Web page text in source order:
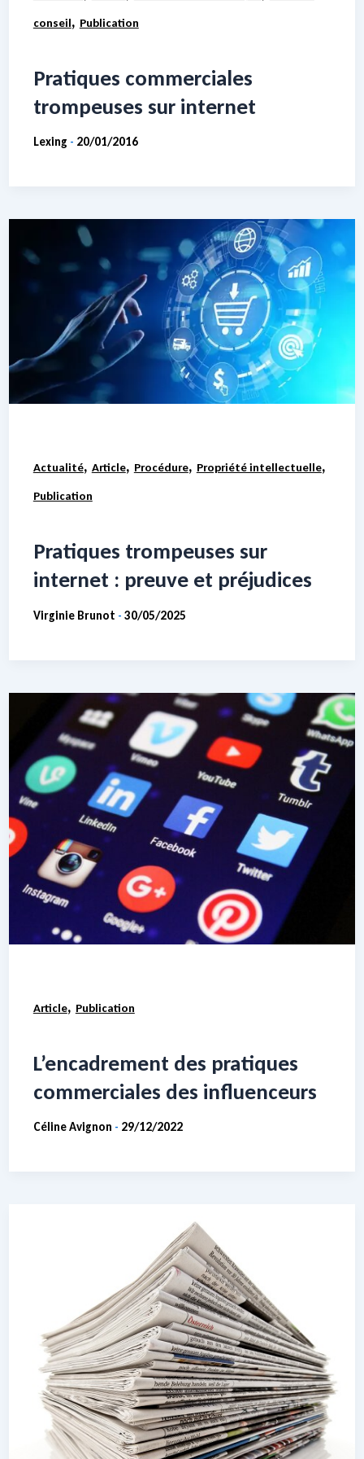
conseil, Publication
Pratiques commerciales
trompeuses sur internet
Lexing - 20/01/2016
Actualité, Article, Procédure, Propriété intellectuelle,
Publication
Pratiques trompeuses sur
internet : preuve et préjudices
Virginie Brunot - 30/05/2025
Article, Publication
L’encadrement des pratiques
commerciales des influenceurs
Céline Avignon - 29/12/2022